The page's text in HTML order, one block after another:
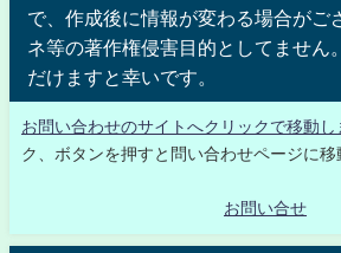
で、作成後に情報が変わる場合がご
ネ等の著作権侵害目的としてません
だけますと幸いです。
お問い合わせのサイトへクリックで移動し
ク、ボタンを押すと問い合わせページに移
お問い合せ